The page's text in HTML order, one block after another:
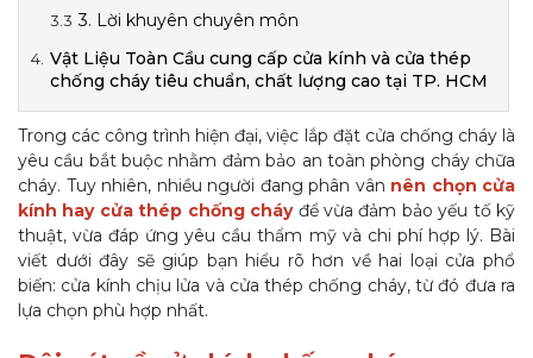
3. Lời khuyên chuyên môn
Vật Liệu Toàn Cầu cung cấp cửa kính và cửa thép
chống cháy tiêu chuẩn, chất lượng cao tại TP. HCM
Trong các công trình hiện đại, việc lắp đặt cửa chống cháy là
yêu cầu bắt buộc nhằm đảm bảo an toàn phòng cháy chữa
cháy. Tuy nhiên, nhiều người đang phân vân nên chọn cửa
kính hay cửa thép chống cháyđể vừa đảm bảo yếu tố kỹ
thuật, vừa đáp ứng yêu cầu thẩm mỹ và chi phí hợp lý. Bài
viết dưới đây sẽ giúp bạn hiểu rõ hơn về hai loại cửa phổ
biến: cửa kính chịu lửa và cửa thép chống cháy, từ đó đưa ra
lựa chọn phù hợp nhất.